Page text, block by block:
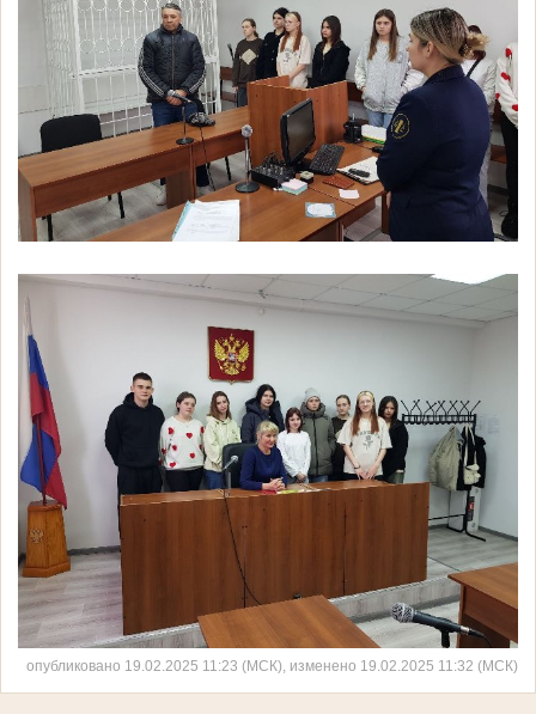
опубликовано 19.02.2025 11:23 (МСК), изменено 19.02.2025 11:32 (МСК)